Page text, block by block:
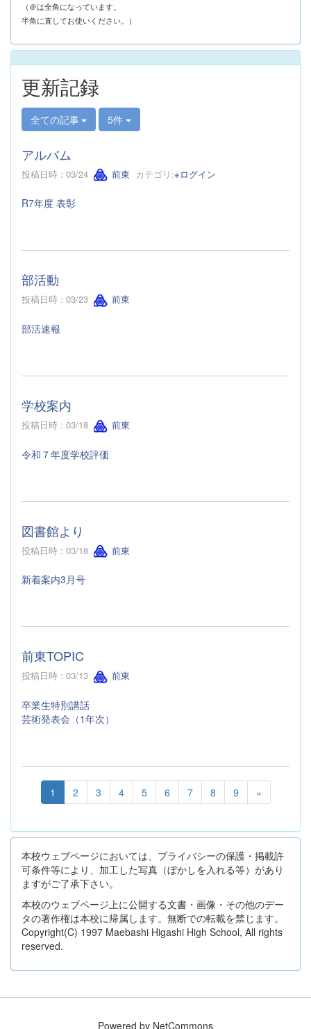
（＠は全角になっています。
半角に直してお使いください。）
更新記録
全ての記事 5件
アルバム
投稿日時 : 03/24 前東 カテゴリ:※ログイン
R7年度 表彰
部活動
投稿日時 : 03/23 前東
部活速報
学校案内
投稿日時 : 03/18 前東
令和７年度学校評価
図書館より
投稿日時 : 03/18 前東
新着案内3月号
前東TOPIC
投稿日時 : 03/13 前東
卒業生特別講話
芸術発表会（1年次）
1 2 3 4 5 6 7 8 9 »
本校ウェブページにおいては、プライバシーの保護・掲載許
可条件等により、加工した写真（ぼかしを入れる等）があり
ますがご了承下さい。
本校のウェブページ上に公開する文書・画像・その他のデー
タの著作権は本校に帰属します。無断での転載を禁じます。
Copyright(C) 1997 Maebashi Higashi High School, All rights
reserved.
Powered by NetCommons